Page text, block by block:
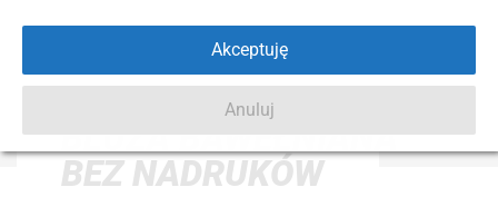
BLUZA BAWEŁNIANA
BEZ NADRUKÓW
Akceptuję
Anuluj